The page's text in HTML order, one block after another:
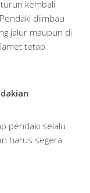
kembali
diimbau
jalur maupun di
tetap
pendaki selalu
harus segera